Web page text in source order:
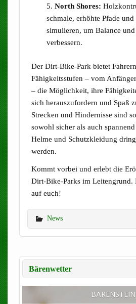
North Shores:
schmale, erhöhte Pfade
simulieren, um Balance
verbessern.
Der Dirt-Bike-Park bietet
Fähigkeitsstufen – vom
– die Möglichkeit, ihre
sich herauszufordern und Spaß
Strecken und Hindernisse sind
sowohl sicher als auch
Helme und Schutzkleidung
werden.
Kommt vorbei und erlebt die
Dirt-Bike-Parks im Leitengrund.
auf euch!
News
Bärenwetter
BÄRENSTEIN